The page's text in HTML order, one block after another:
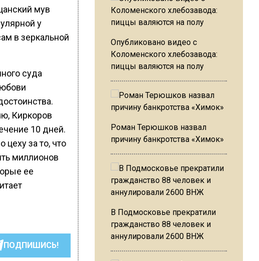
мув
у
в зеркальной
суда
Киркоров
10 дней.
цеху за то, что
миллионов
ее
ПОДПИШИСЬ!
Опубликовано видео с
Коломенского хлебозавода:
пиццы валяются на полу
Роман Терюшков назвал
причину банкротства «Химок»
В Подмосковье прекратили
гражданство 88 человек и
аннулировали 2600 ВНЖ